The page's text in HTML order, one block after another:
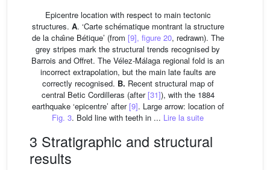
Epicentre location with respect to main tectonic
structures. A. ‘Carte schématique montrant la structure
de la chaı̂ne Bétique’ (from [9], figure 20, redrawn). The
grey stripes mark the structural trends recognised by
Barrois and Offret. The Vélez-Málaga regional fold is an
incorrect extrapolation, but the main late faults are
correctly recognised. B. Recent structural map of
central Betic Cordilleras (after[31]), with the 1884
earthquake ‘epicentre’ after[9]. Large arrow: location of
Fig. 3. Bold line with teeth in ... Lire la suite
3 Stratigraphic and structural
results